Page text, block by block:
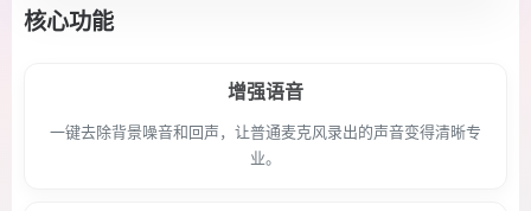
核心功能
增强语音
一键去除背景噪音和回声，让普通麦克风录出的声音变得清晰专
业。